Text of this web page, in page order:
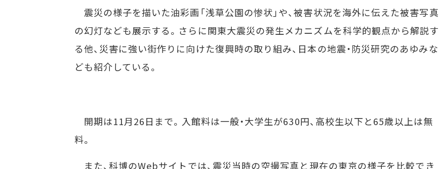
震災の様子を描いた油彩画「浅草公園の惨状」や、被害状況を海外に伝えた被害写真
の幻灯なども展示する。さらに関東大震災の発生メカニズムを科学的観点から解説す
る他、災害に強い街作りに向けた復興時の取り組み、日本の地震・防災研究のあゆみな
ども紹介している。
開期は11月26日まで。入館料は一般・大学生が630円、高校生以下と65歳以上は無
料。
また、科博のWebサイトでは、震災当時の空撮写真と現在の東京の様子を比較でき